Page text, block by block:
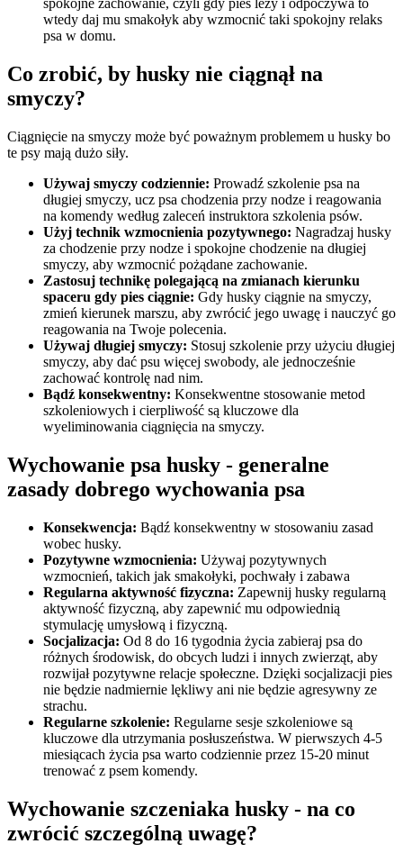
spokojne zachowanie, czyli gdy pies leży i odpoczywa to
wtedy daj mu smakołyk aby wzmocnić taki spokojny relaks
psa w domu.
Co zrobić, by husky nie ciągnął na
smyczy?
Ciągnięcie na smyczy może być poważnym problemem u husky bo
te psy mają dużo siły.
Używaj smyczy codziennie: Prowadź szkolenie psa na
długiej smyczy, ucz psa chodzenia przy nodze i reagowania
na komendy według zaleceń instruktora szkolenia psów.
Użyj technik wzmocnienia pozytywnego: Nagradzaj husky
za chodzenie przy nodze i spokojne chodzenie na długiej
smyczy, aby wzmocnić pożądane zachowanie.
Zastosuj technikę polegającą na zmianach kierunku
spaceru gdy pies ciągnie: Gdy husky ciągnie na smyczy,
zmień kierunek marszu, aby zwrócić jego uwagę i nauczyć go
reagowania na Twoje polecenia.
Używaj długiej smyczy: Stosuj szkolenie przy użyciu długiej
smyczy, aby dać psu więcej swobody, ale jednocześnie
zachować kontrolę nad nim.
Bądź konsekwentny: Konsekwentne stosowanie metod
szkoleniowych i cierpliwość są kluczowe dla
wyeliminowania ciągnięcia na smyczy.
Wychowanie psa husky - generalne
zasady dobrego wychowania psa
Konsekwencja: Bądź konsekwentny w stosowaniu zasad
wobec husky.
Pozytywne wzmocnienia: Używaj pozytywnych
wzmocnień, takich jak smakołyki, pochwały i zabawa
Regularna aktywność fizyczna: Zapewnij husky regularną
aktywność fizyczną, aby zapewnić mu odpowiednią
stymulację umysłową i fizyczną.
Socjalizacja: Od 8 do 16 tygodnia życia zabieraj psa do
różnych środowisk, do obcych ludzi i innych zwierząt, aby
rozwijał pozytywne relacje społeczne. Dzięki socjalizacji pies
nie będzie nadmiernie lękliwy ani nie będzie agresywny ze
strachu.
Regularne szkolenie: Regularne sesje szkoleniowe są
kluczowe dla utrzymania posłuszeństwa. W pierwszych 4-5
miesiącach życia psa warto codziennie przez 15-20 minut
trenować z psem komendy.
Wychowanie szczeniaka husky - na co
zwrócić szczególną uwagę?